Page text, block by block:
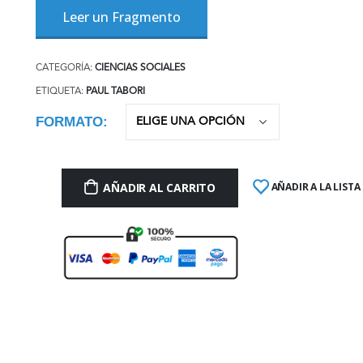
Leer un Fragmento
CATEGORÍA: CIENCIAS SOCIALES
ETIQUETA: PAUL TABORI
FORMATO
AÑADIR AL CARRITO AÑADIR A LA LISTA